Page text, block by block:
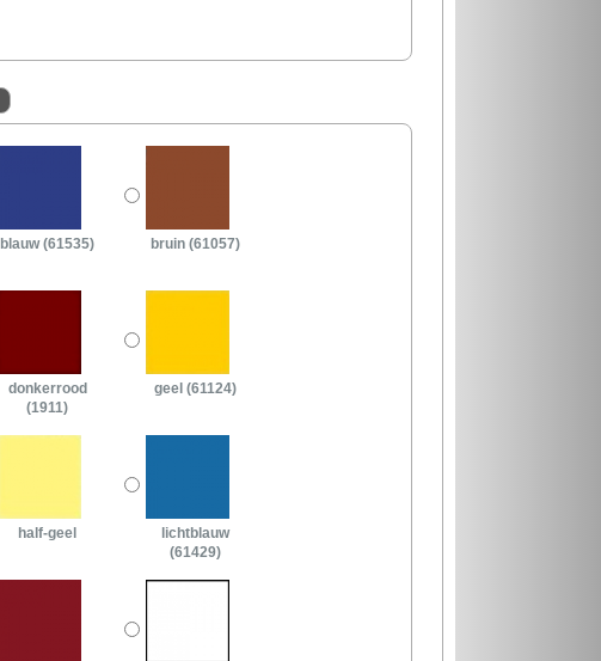
blauw (61535) bruin (61057)
donkerrood
(1911)
geel (61124)
half-geel
lichtblauw
(61429)